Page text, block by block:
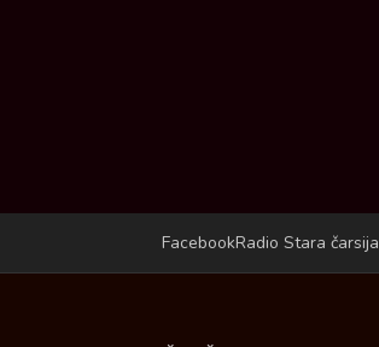
FacebookRadio Stara čarsija